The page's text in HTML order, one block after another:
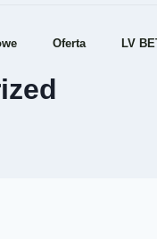
Oferta LV